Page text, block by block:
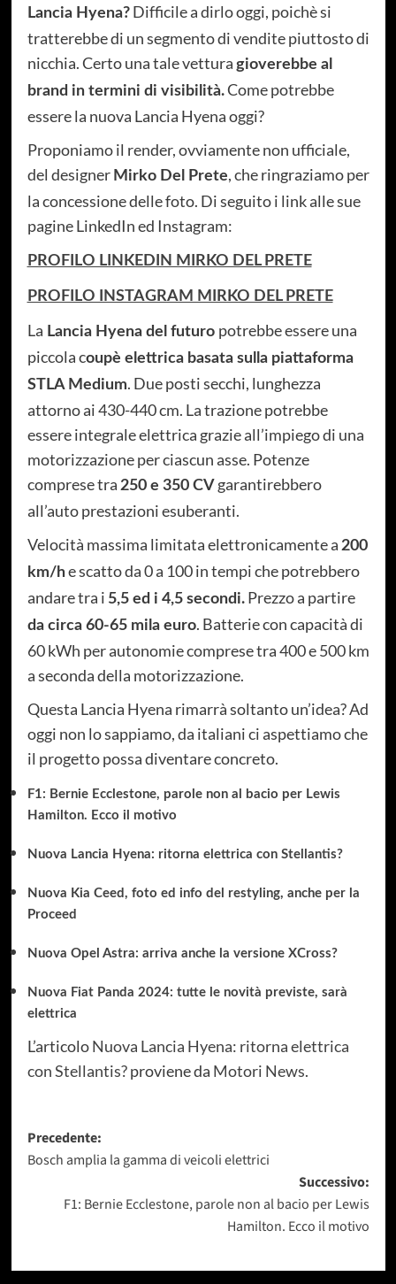
Lancia Hyena?Difficile a dirlo oggi, poichè si
tratterebbe di un segmento di vendite piuttosto di
nicchia. Certo una tale vettura gioverebbe al
brand in termini di visibilità.Come potrebbe
essere la nuova Lancia Hyena oggi?
Proponiamo il render, ovviamente non ufficiale,
del designer Mirko Del Prete, che ringraziamo per
la concessione delle foto. Di seguito i link alle sue
pagine LinkedIn ed Instagram:
PROFILO LINKEDIN MIRKO DEL PRETE
PROFILO INSTAGRAM MIRKO DEL PRETE
La Lancia Hyena del futuro potrebbe essere una
piccola coupè elettrica basata sulla piattaforma
STLA Medium. Due posti secchi, lunghezza
attorno ai 430-440 cm. La trazione potrebbe
essere integrale elettrica grazie all’impiego di una
motorizzazione per ciascun asse. Potenze
comprese tra 250 e 350 CVgarantirebbero
all’auto prestazioni esuberanti.
Velocità massima limitata elettronicamente a 200
km/he scatto da 0 a 100 in tempi che potrebbero
andare tra i 5,5 ed i 4,5 secondi.Prezzo a partire
da circa 60-65 mila euro. Batterie con capacità di
60 kWh per autonomie comprese tra 400 e 500 km
a seconda della motorizzazione.
Questa Lancia Hyena rimarrà soltanto un’idea? Ad
oggi non lo sappiamo, da italiani ci aspettiamo che
il progetto possa diventare concreto.
F1: Bernie Ecclestone, parole non al bacio per Lewis
Hamilton. Ecco il motivo
Nuova Lancia Hyena: ritorna elettrica con Stellantis?
Nuova Kia Ceed, foto ed info del restyling, anche per la
Proceed
Nuova Opel Astra: arriva anche la versione XCross?
Nuova Fiat Panda 2024: tutte le novità previste, sarà
elettrica
L’articoloNuova Lancia Hyena: ritorna elettrica
con Stellantis?proviene da Motori News.
Navigazione
articolo
Precedente:
Bosch amplia la gamma di veicoli elettrici
Successivo:
F1: Bernie Ecclestone, parole non al bacio per Lewis
Hamilton. Ecco il motivo